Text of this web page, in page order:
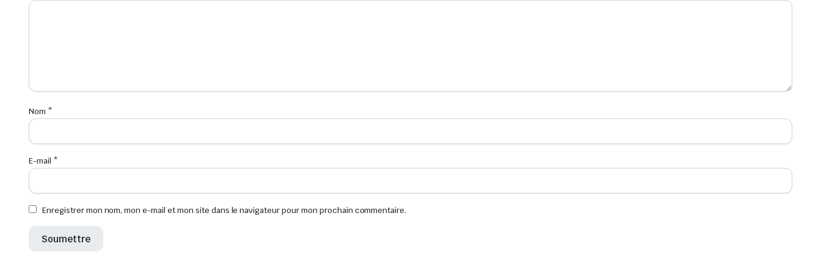
Nom *
E-mail *
Enregistrer mon nom, mon e-mail et mon site dans le navigateur pour mon prochain commentaire.